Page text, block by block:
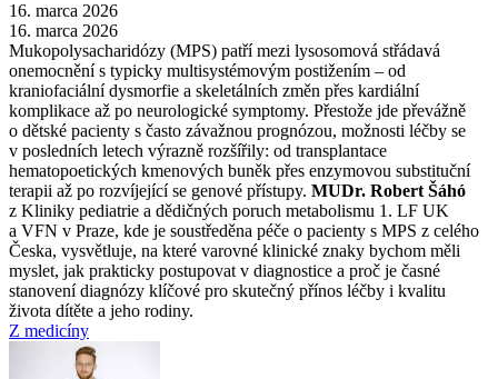
16. marca 2026
16. marca 2026
Mukopolysacharidózy (MPS) patří mezi lysosomová střádavá
onemocnění s typicky multisystémovým postižením –⁠ od
kraniofaciální dysmorfie a skeletálních změn přes kardiální
komplikace až po neurologické symptomy. Přestože jde převážně
o dětské pacienty s často závažnou prognózou, možnosti léčby se
v posledních letech výrazně rozšířily: od transplantace
hematopoetických kmenových buněk přes enzymovou substituční
terapii až po rozvíjející se genové přístupy. MUDr. Robert Šáhó
z Kliniky pediatrie a dědičných poruch metabolismu 1. LF UK
a VFN v Praze, kde je soustředěna péče o pacienty s MPS z celého
Česka, vysvětluje, na které varovné klinické znaky bychom měli
myslet, jak prakticky postupovat v diagnostice a proč je časné
stanovení diagnózy klíčové pro skutečný přínos léčby i kvalitu
života dítěte a jeho rodiny.
Z medicíny